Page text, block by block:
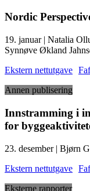
Nordic
19. januar | Natalia
Synnøve Økland
Ekstern nettutgave
Annen publisering
Innstramming i
for
23. desember | Bjørn
Ekstern nettutgave
Eksterne rapporter